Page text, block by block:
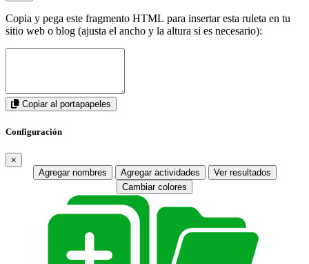
Copia y pega este fragmento HTML para insertar esta ruleta en tu
sitio web o blog (ajusta el ancho y la altura si es necesario):
Copiar al portapapeles
Configuración
×
Agregar nombres
Agregar actividades
Ver resultados
Cambiar colores